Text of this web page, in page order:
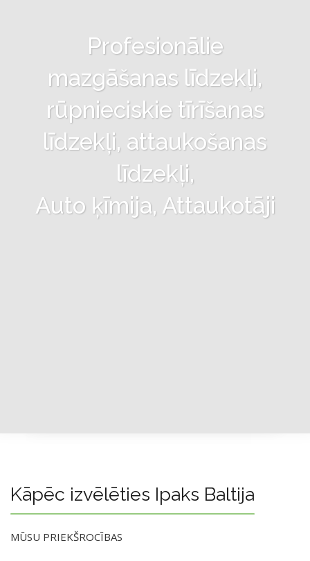
Profesionālie
mazgāšanas līdzekļi,
rūpnieciskie tīrīšanas
līdzekļi, attaukošanas
līdzekļi,
Auto ķīmija, Attaukotāji
Kāpēc izvēlēties Ipaks Baltija
MŪSU PRIEKŠROCĪBAS